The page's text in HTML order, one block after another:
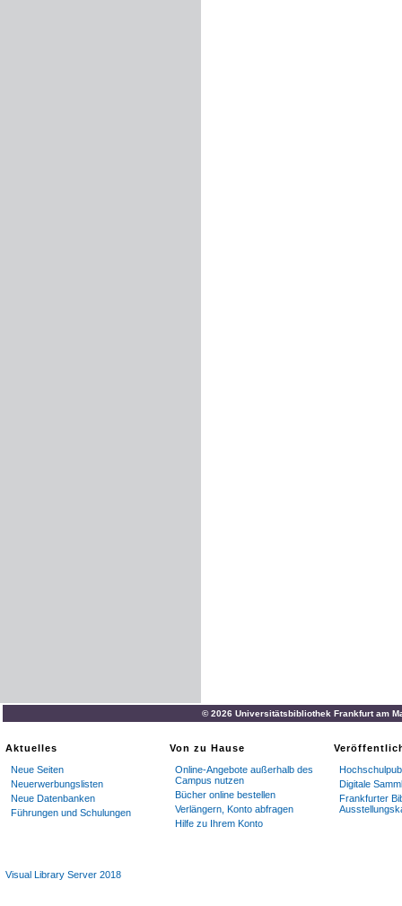
© 2026 Universitätsbibliothek Frankfurt am
Aktuelles
Neue Seiten
Neuerwerbungslisten
Neue Datenbanken
Führungen und Schulungen
Von zu Hause
Online-Angebote außerhalb des
Campus nutzen
Bücher online bestellen
Verlängern, Konto abfragen
Hilfe zu Ihrem Konto
Digitale
Frankfurter
Visual Library Server 2018